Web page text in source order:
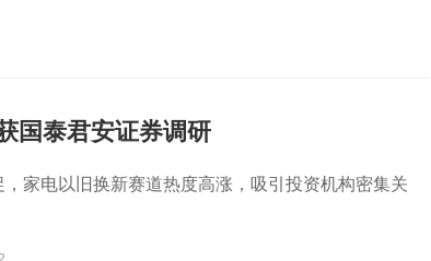
国泰君安证券调研
，家电以旧换新赛道热度高涨，吸引投资机构密集关